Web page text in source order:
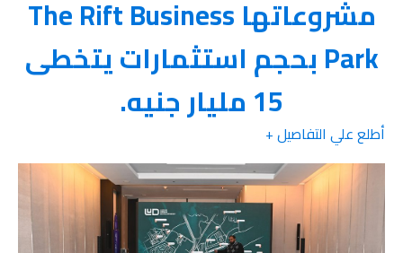
مشروعاتها The Rift Business
Park بحجم استثمارات يتخطى
15 مليار جنيه.
أطلع علي التفاصيل +